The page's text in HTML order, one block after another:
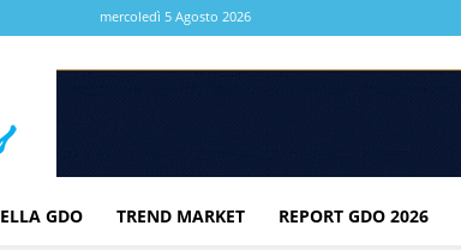
mercoledì 5 Agosto 2026
GDO TREND MARKET REPORT GDO 2026